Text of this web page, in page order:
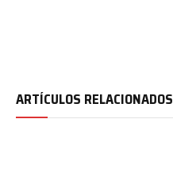
ARTÍCULOS RELACIONADOS